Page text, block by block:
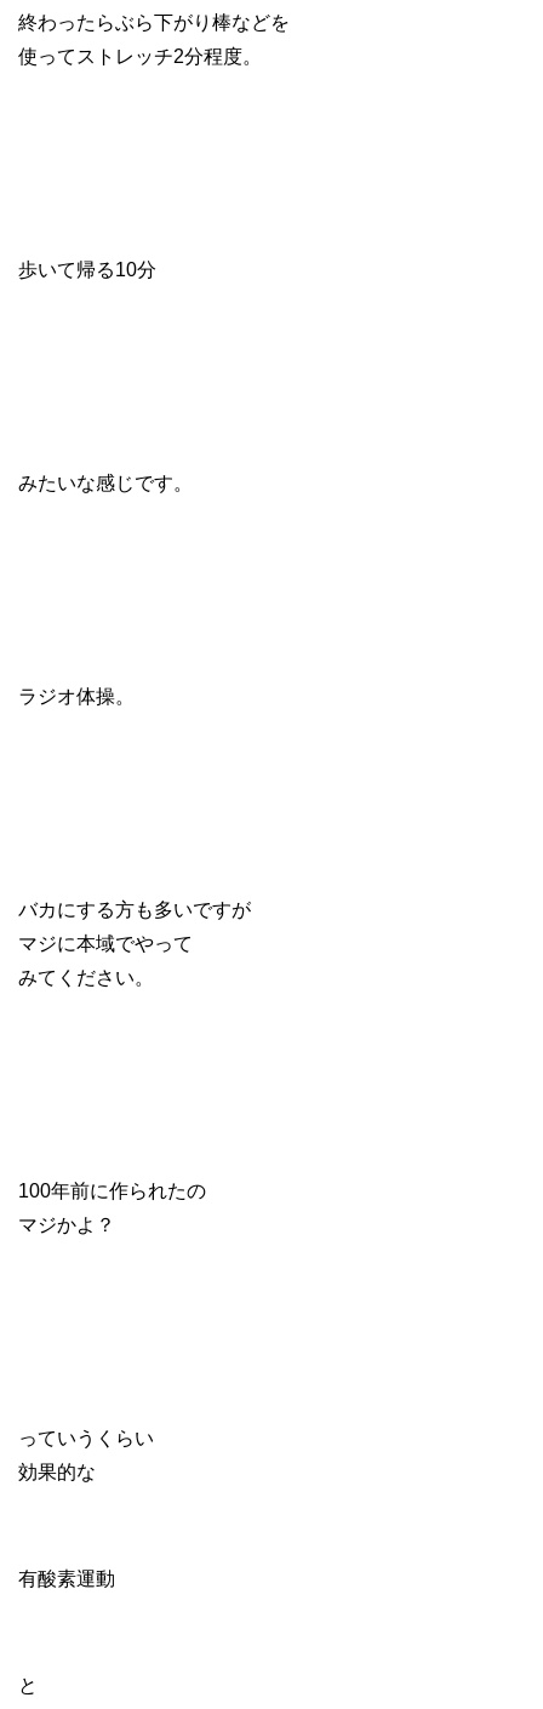
終わったらぶら下がり棒などを
使ってストレッチ2分程度。
歩いて帰る10分
みたいな感じです。
ラジオ体操。
バカにする方も多いですが
マジに本域でやって
みてください。
100年前に作られたの
マジかよ？
っていうくらい
効果的な
有酸素運動
と